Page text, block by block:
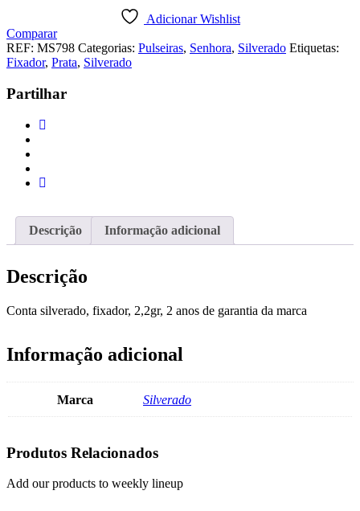
Adicionar Wishlist
Comparar
REF: MS798 Categorias: Pulseiras, Senhora, Silverado Etiquetas:
Fixador, Prata, Silverado
Partilhar
Descrição Informação adicional
Descrição
Conta silverado, fixador, 2,2gr, 2 anos de garantia da marca
Informação adicional
Marca Silverado
Produtos Relacionados
Add our products to weekly lineup